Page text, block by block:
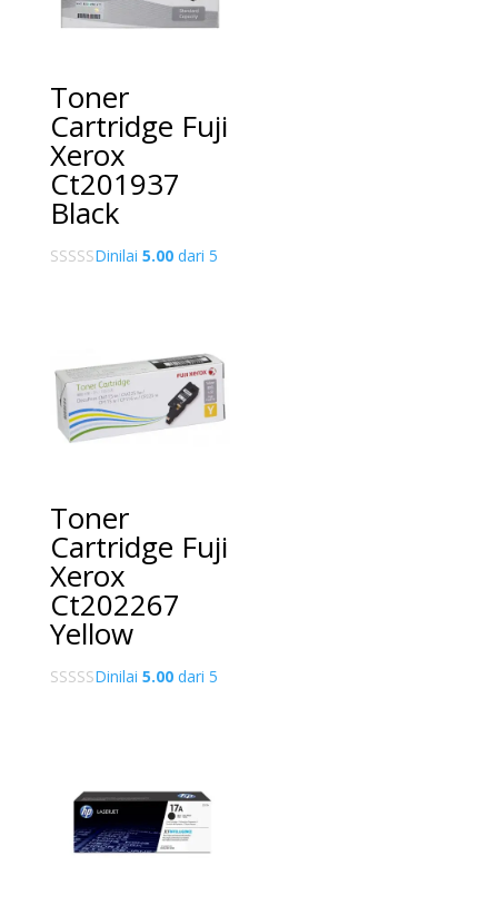
Toner
Cartridge Fuji
Xerox
Ct201937
Black
Dinilai 5.00dari 5
Toner
Cartridge Fuji
Xerox
Ct202267
Yellow
Dinilai 5.00dari 5